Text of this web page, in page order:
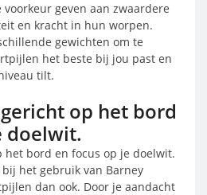
geven aan zwaardere
en kracht in hun worpen.
gewichten om te
het beste bij jou past en
tilt.
op het bord
doelwit.
het bord en focus op je doelwit.
het gebruik van Barney
dan ook. Door je aandacht